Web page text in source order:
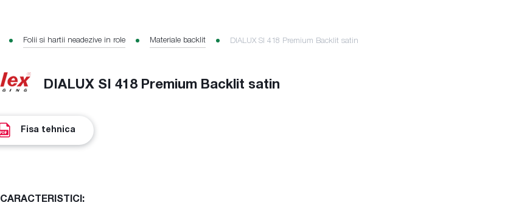
Folii si hartii neadezive in role Materiale backlit DIALUX SI 418 Premium Backlit satin
DIALUX SI 418 Premium Backlit satin
Fisa tehnica
CARACTERISTICI: